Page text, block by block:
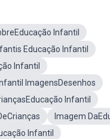
Infantil
Educação Infantil
Infantil
ImagensDesenhos
Infantil
Imagem
Infantil